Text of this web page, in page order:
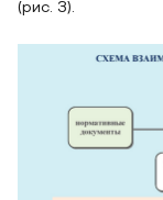
(рис. 3).